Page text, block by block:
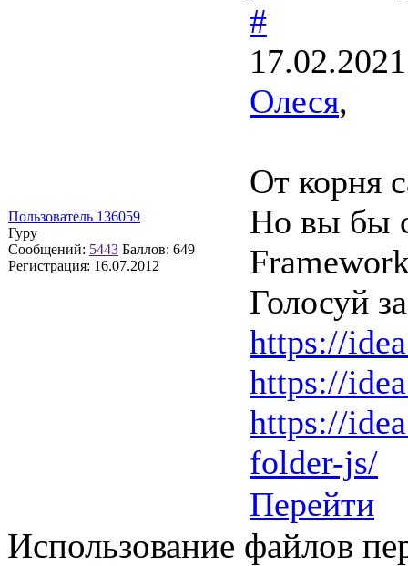
Пользователь 136059
Гуру
Сообщений: 5443 Баллов: 649
Регистрация: 16.07.2012
#
Олеся,
От корня
Но вы бы
Голосуй
https://
https://
https://
folder-js/
Перейти
Использование файлов